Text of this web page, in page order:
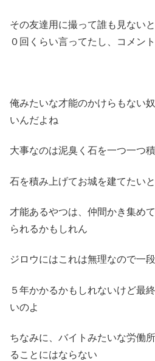
その友達用に撮って誰も見ない
０回くらい言ってたし、コメン
俺みたいな才能のかけらもない
いんだよね
大事なのは泥臭く石を一つ一つ
石を積み上げてお城を建てたい
才能あるやつは、仲間かき集め
られるかもしれん
ジロウにはこれは無理なので一
５年かかるかもしれないけど最
いのよ
ちなみに、バイトみたいな労働
ることにはならない